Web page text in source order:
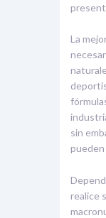
La
sin
pueden
realice